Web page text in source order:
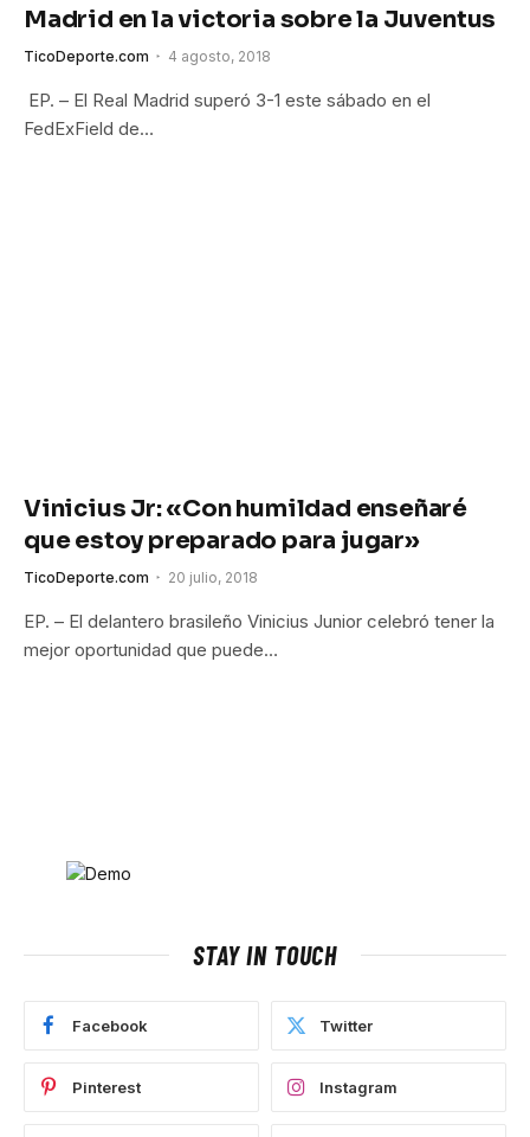
Madrid en la victoria sobre la Juventus
TicoDeporte.com 4 agosto, 2018
EP. – El Real Madrid superó 3-1 este sábado en el
FedExField de…
Vinicius Jr: «Con humildad enseñaré
que estoy preparado para jugar»
TicoDeporte.com 20 julio, 2018
EP. – El delantero brasileño Vinicius Junior celebró tener la
mejor oportunidad que puede…
STAY IN TOUCH
Facebook Twitter
Pinterest Instagram